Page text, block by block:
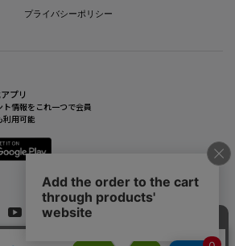
プライバシーポリシー
プリ
ト情報をこれ一つで会員
利用可能